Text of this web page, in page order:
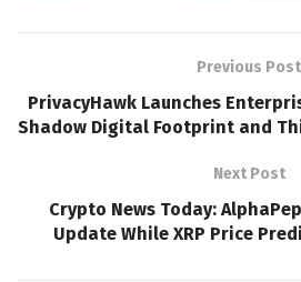
Previous Post
PrivacyHawk Launches
Shadow Digital Footprint and
Next Post
Crypto News Today:
Update While XRP Price